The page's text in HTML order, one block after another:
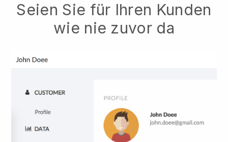
Seien Sie für Ihren Kunden
wie nie zuvor da